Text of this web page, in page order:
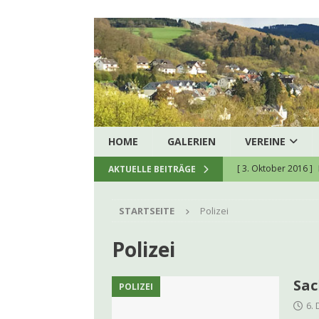
HOME GALERIEN VEREINE
AKTUELLE BEITRÄGE [ 3. Oktober 2016 ]
[ 22. Juni 2026 ]
STARTSEITE Polizei
Polizei
POLIZEI
6.